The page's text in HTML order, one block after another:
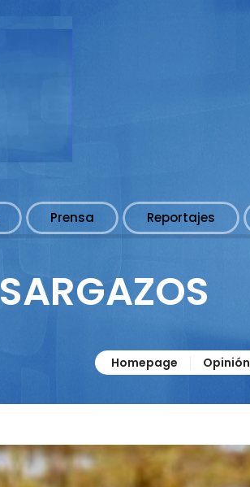
Prensa Reportajes
Homepage Opinión